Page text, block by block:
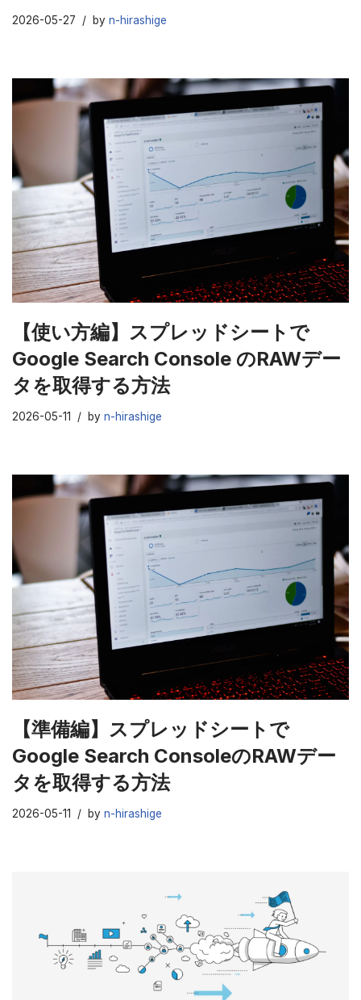
2026-05-27 by n-hirashige
【使い方編】スプレッドシートで
Google Search Console のRAWデー
タを取得する方法
2026-05-11 by n-hirashige
【準備編】スプレッドシートで
Google Search ConsoleのRAWデー
タを取得する方法
2026-05-11 by n-hirashige